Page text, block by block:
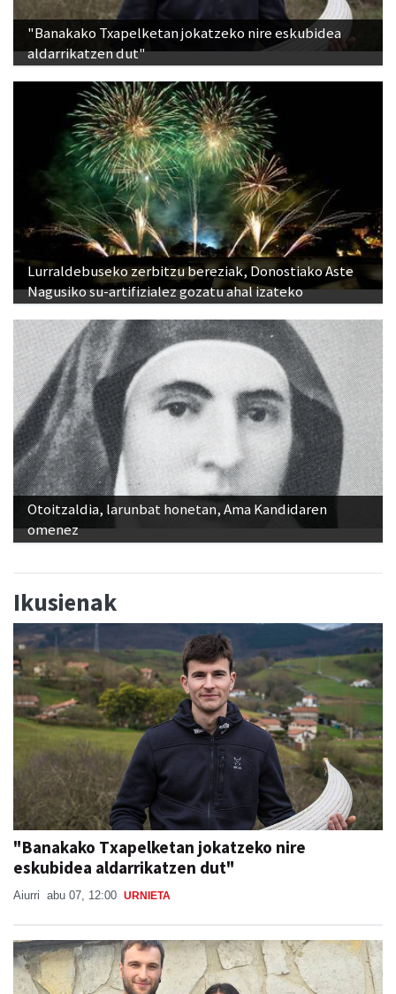
"Banakako Txapelketan jokatzeko nire eskubidea
aldarrikatzen dut"
Lurraldebuseko zerbitzu bereziak, Donostiako Aste
Nagusiko su-artifizialez gozatu ahal izateko
Otoitzaldia, larunbat honetan, Ama Kandidaren
omenez
Ikusienak
"Banakako Txapelketan jokatzeko nire
eskubidea aldarrikatzen dut"
Aiurri abu 07, 12:00 URNIETA